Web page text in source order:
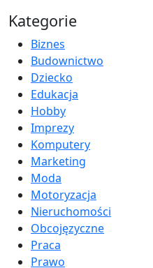
Kategorie
Biznes
Budownictwo
Dziecko
Edukacja
Hobby
Imprezy
Komputery
Marketing
Moda
Motoryzacja
Nieruchomości
Obcojęzyczne
Praca
Prawo